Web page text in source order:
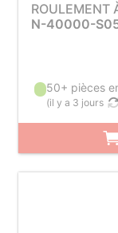
ROULEMENT
N-40000-
50+ pièces
(il y a 3 jours